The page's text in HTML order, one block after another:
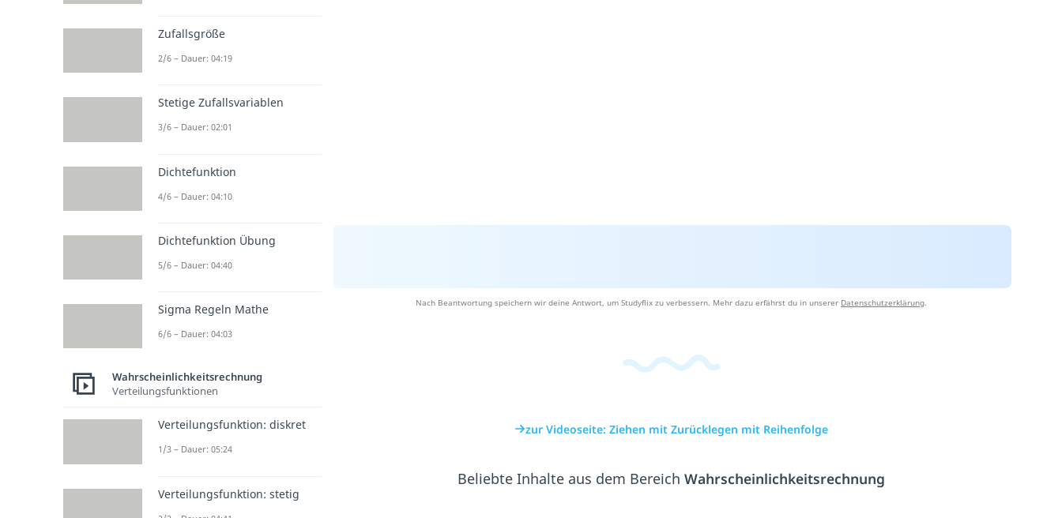
Nach Beantwortung speichern wir deine Antwort, um Studyflix zu verbessern. Mehr dazu erfährst du in unserer Datenschutzerklärung
zur Videoseite: Ziehen mit Zurücklegen mit Reihenfolge
Beliebte Inhalte aus dem Bereich Wahrscheinlichkeitsrechnung
Zufallsgröße
2/6 – Dauer: 04:19
Stetige Zufallsvariablen
3/6 – Dauer: 02:01
Dichtefunktion
4/6 – Dauer: 04:10
Dichtefunktion Übung
5/6 – Dauer: 04:40
Sigma Regeln Mathe
6/6 – Dauer: 04:03
Wahrscheinlichkeitsrechnung
Verteilungsfunktionen
Verteilungsfunktion: diskret
1/3 – Dauer: 05:24
Verteilungsfunktion: stetig